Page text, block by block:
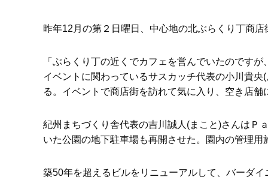
昨年12月の第２日曜日、中心地の北ぶらくり丁商
「ぶらくり丁の近くでカフェを営んでいたのです
イベントに関わっているサスカッチ代表の小川貴
る。イベントで商店街を訪れて気に入り、空き店
紀州まちづくり舎代表の吉川誠人(まこと)さんはＰ
いた公園の地下駐車場も再開させた。園内の管理
築50年を超えるビルをリニューアルして、バーダ